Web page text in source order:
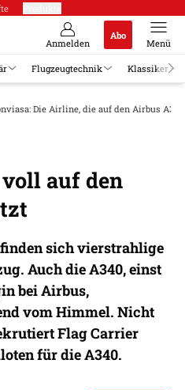
Anmelden
Abo
Menü
Flugzeugtechnik Klassiker
Die Airline, die auf den Airbus
auf den
sich vierstrahlige
Auch die A340, einst
bei Airbus,
vom Himmel. Nicht
Flag Carrier
für die A340.